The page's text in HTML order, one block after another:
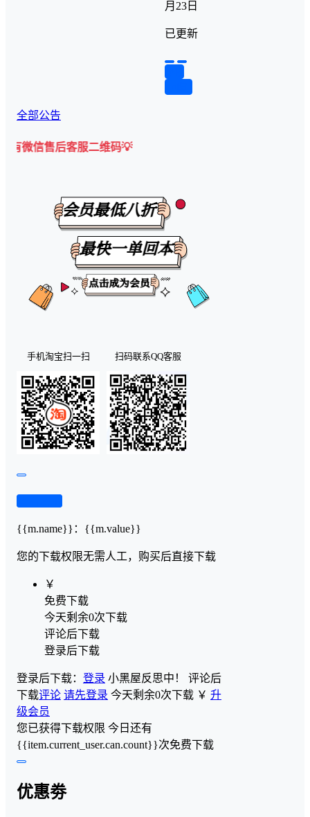
月23日
已更新
全部公告
客服二维码💡
手机淘宝扫一扫 扫码联系QQ客服
{{m.name}} ： {{m.value}}
您的下载权限无需人工，购买后直接下载
￥
免费下载
今天剩余0次下载
评论后下载
登录后下载
登录后下载： 登录 小黑屋反思中！ 评论后
下载评论 请先登录 今天剩余0次下载 ￥ 升
级会员
您已获得下载权限 今日还有
{{item.current_user.can.count}}次免费下载
优惠劵